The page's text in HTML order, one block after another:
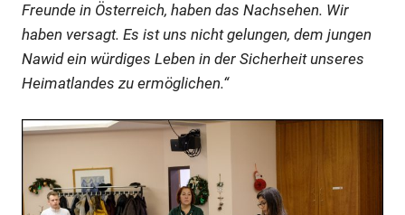
Freunde in Österreich, haben das Nachsehen. Wir
haben versagt. Es ist uns nicht gelungen, dem jungen
Nawid ein würdiges Leben in der Sicherheit unseres
Heimatlandes zu ermöglichen.“